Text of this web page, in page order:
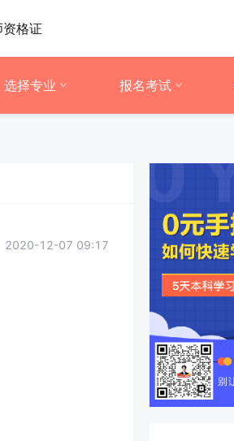
格证
选择专业 报名考试
2020-12-07 09:17